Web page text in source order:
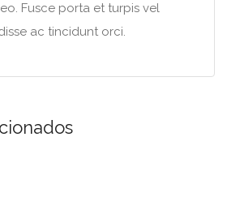
Fusce porta et turpis vel
ac tincidunt orci.